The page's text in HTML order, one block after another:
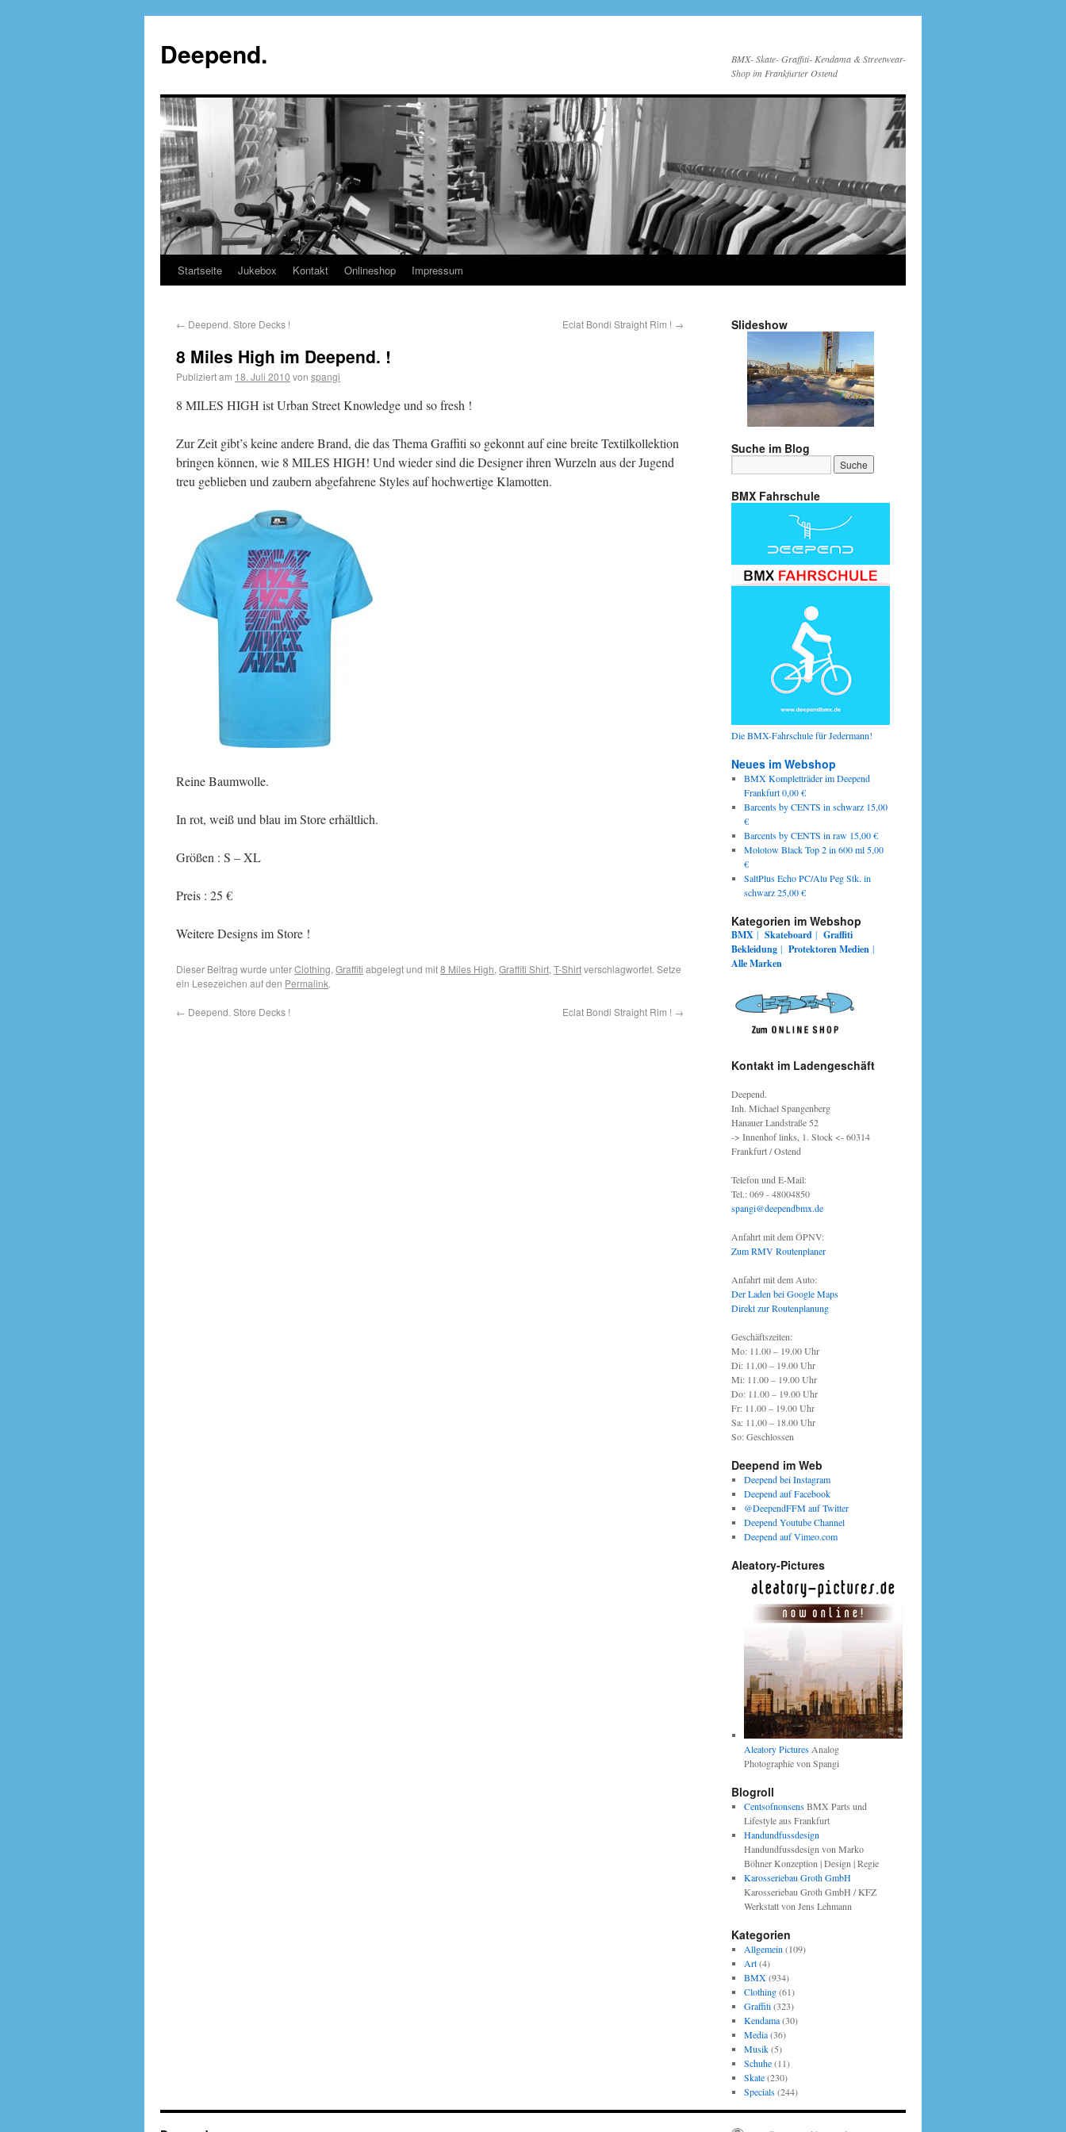
Deepend.
BMX- Skate- Graffiti- Kendama & Streetwear-
Shop im Frankfurter Ostend
Startseite Jukebox Kontakt Onlineshop Impressum
← Deepend. Store Decks ! Eclat Bondi Straight Rim ! →
8 Miles High im Deepend. !
Publiziert am 18. Juli 2010 von spangi
8 MILES HIGH ist Urban Street Knowledge und so fresh !
Zur Zeit gibt’s keine andere Brand, die das Thema Graffiti so gekonnt auf eine breite Textilkollektion
bringen können, wie 8 MILES HIGH! Und wieder sind die Designer ihren Wurzeln aus der Jugend
treu geblieben und zaubern abgefahrene Styles auf hochwertige Klamotten.
Reine Baumwolle.
In rot, weiß und blau im Store erhältlich.
Größen : S – XL
Preis : 25 €
Weitere Designs im Store !
Dieser Beitrag wurde unterClothing, Graffiti abgelegt und mit8 Miles High, Graffiti Shirt, T-Shirtverschlagwortet. Setze
ein Lesezeichen auf den Permalink.
← Deepend. Store Decks ! Eclat Bondi Straight Rim ! →
Slideshow
Suche im Blog
BMX Fahrschule
Die BMX-Fahrschule für Jedermann!
Neues im Webshop
BMX Kompletträder im Deepend
Frankfurt 0,00 €
Barcents by CENTS in schwarz 15,00
€
Barcents by CENTS in raw 15,00 €
Molotow Black Top 2 in 600 ml 5,00
€
SaltPlus Echo PC/Alu Peg Stk. in
schwarz 25,00 €
Kategorien im Webshop
BMX | Skateboard | Graffiti
Bekleidung | ProtektorenMedien |
Alle Marken
Kontakt im Ladengeschäft
Deepend.
Inh. Michael Spangenberg
Hanauer Landstraße 52
-> Innenhof links, 1. Stock <- 60314
Frankfurt / Ostend
Telefon und E-Mail:
Tel.: 069 - 48004850
spangi@deependbmx.de
Anfahrt mit dem ÖPNV:
Zum RMV Routenplaner
Anfahrt mit dem Auto:
Der Laden bei Google Maps
Direkt zur Routenplanung
Geschäftszeiten:
Mo: 11.00 – 19.00 Uhr
Di: 11.00 – 19.00 Uhr
Mi: 11.00 – 19.00 Uhr
Do: 11.00 – 19.00 Uhr
Fr: 11.00 – 19.00 Uhr
Sa: 11.00 – 18.00 Uhr
So: Geschlossen
Deepend im Web
Deepend bei Instagram
Deepend auf Facebook
@DeependFFM auf Twitter
Deepend Youtube Channel
Deepend auf Vimeo.com
Aleatory-Pictures
Aleatory PicturesAnalog
Photographie von Spangi
Blogroll
CentsofnonsensBMX Parts und
Lifestyle aus Frankfurt
Handundfussdesign
Handundfussdesign von Marko
Böhner Konzeption | Design | Regie
Karosseriebau Groth GmbH
Karosseriebau Groth GmbH / KFZ
Werkstatt von Jens Lehmann
Kategorien
Allgemein (109)
Art(4)
BMX(934)
Clothing(61)
Graffiti(323)
Kendama(30)
Media(36)
Musik(5)
Schuhe(11)
Skate(230)
Specials(244)